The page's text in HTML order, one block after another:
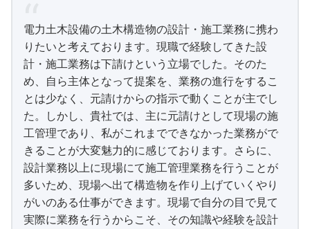
電力土木設備の土木構造物の設計・施工業務に携わ
りたいと考えております。現職で経験してきた設
計・施工業務は下請けという立場でした。そのた
め、自ら主体となって提案を、業務の進行をするこ
とは少なく、元請けからの指示で動くことが主でし
た。しかし、貴社では、主に元請けとして現場の施
工管理であり、私がこれまでできなかった業務がで
きることが大変魅力的に感じております。さらに、
設計業務以上に現場にて施工管理業務を行うことが
多いため、現場へ出て構造物を作り上げていくやり
がいのある仕事ができます。現場で自分の目で見て
実際に業務を行うからこそ、その知識や経験を設計